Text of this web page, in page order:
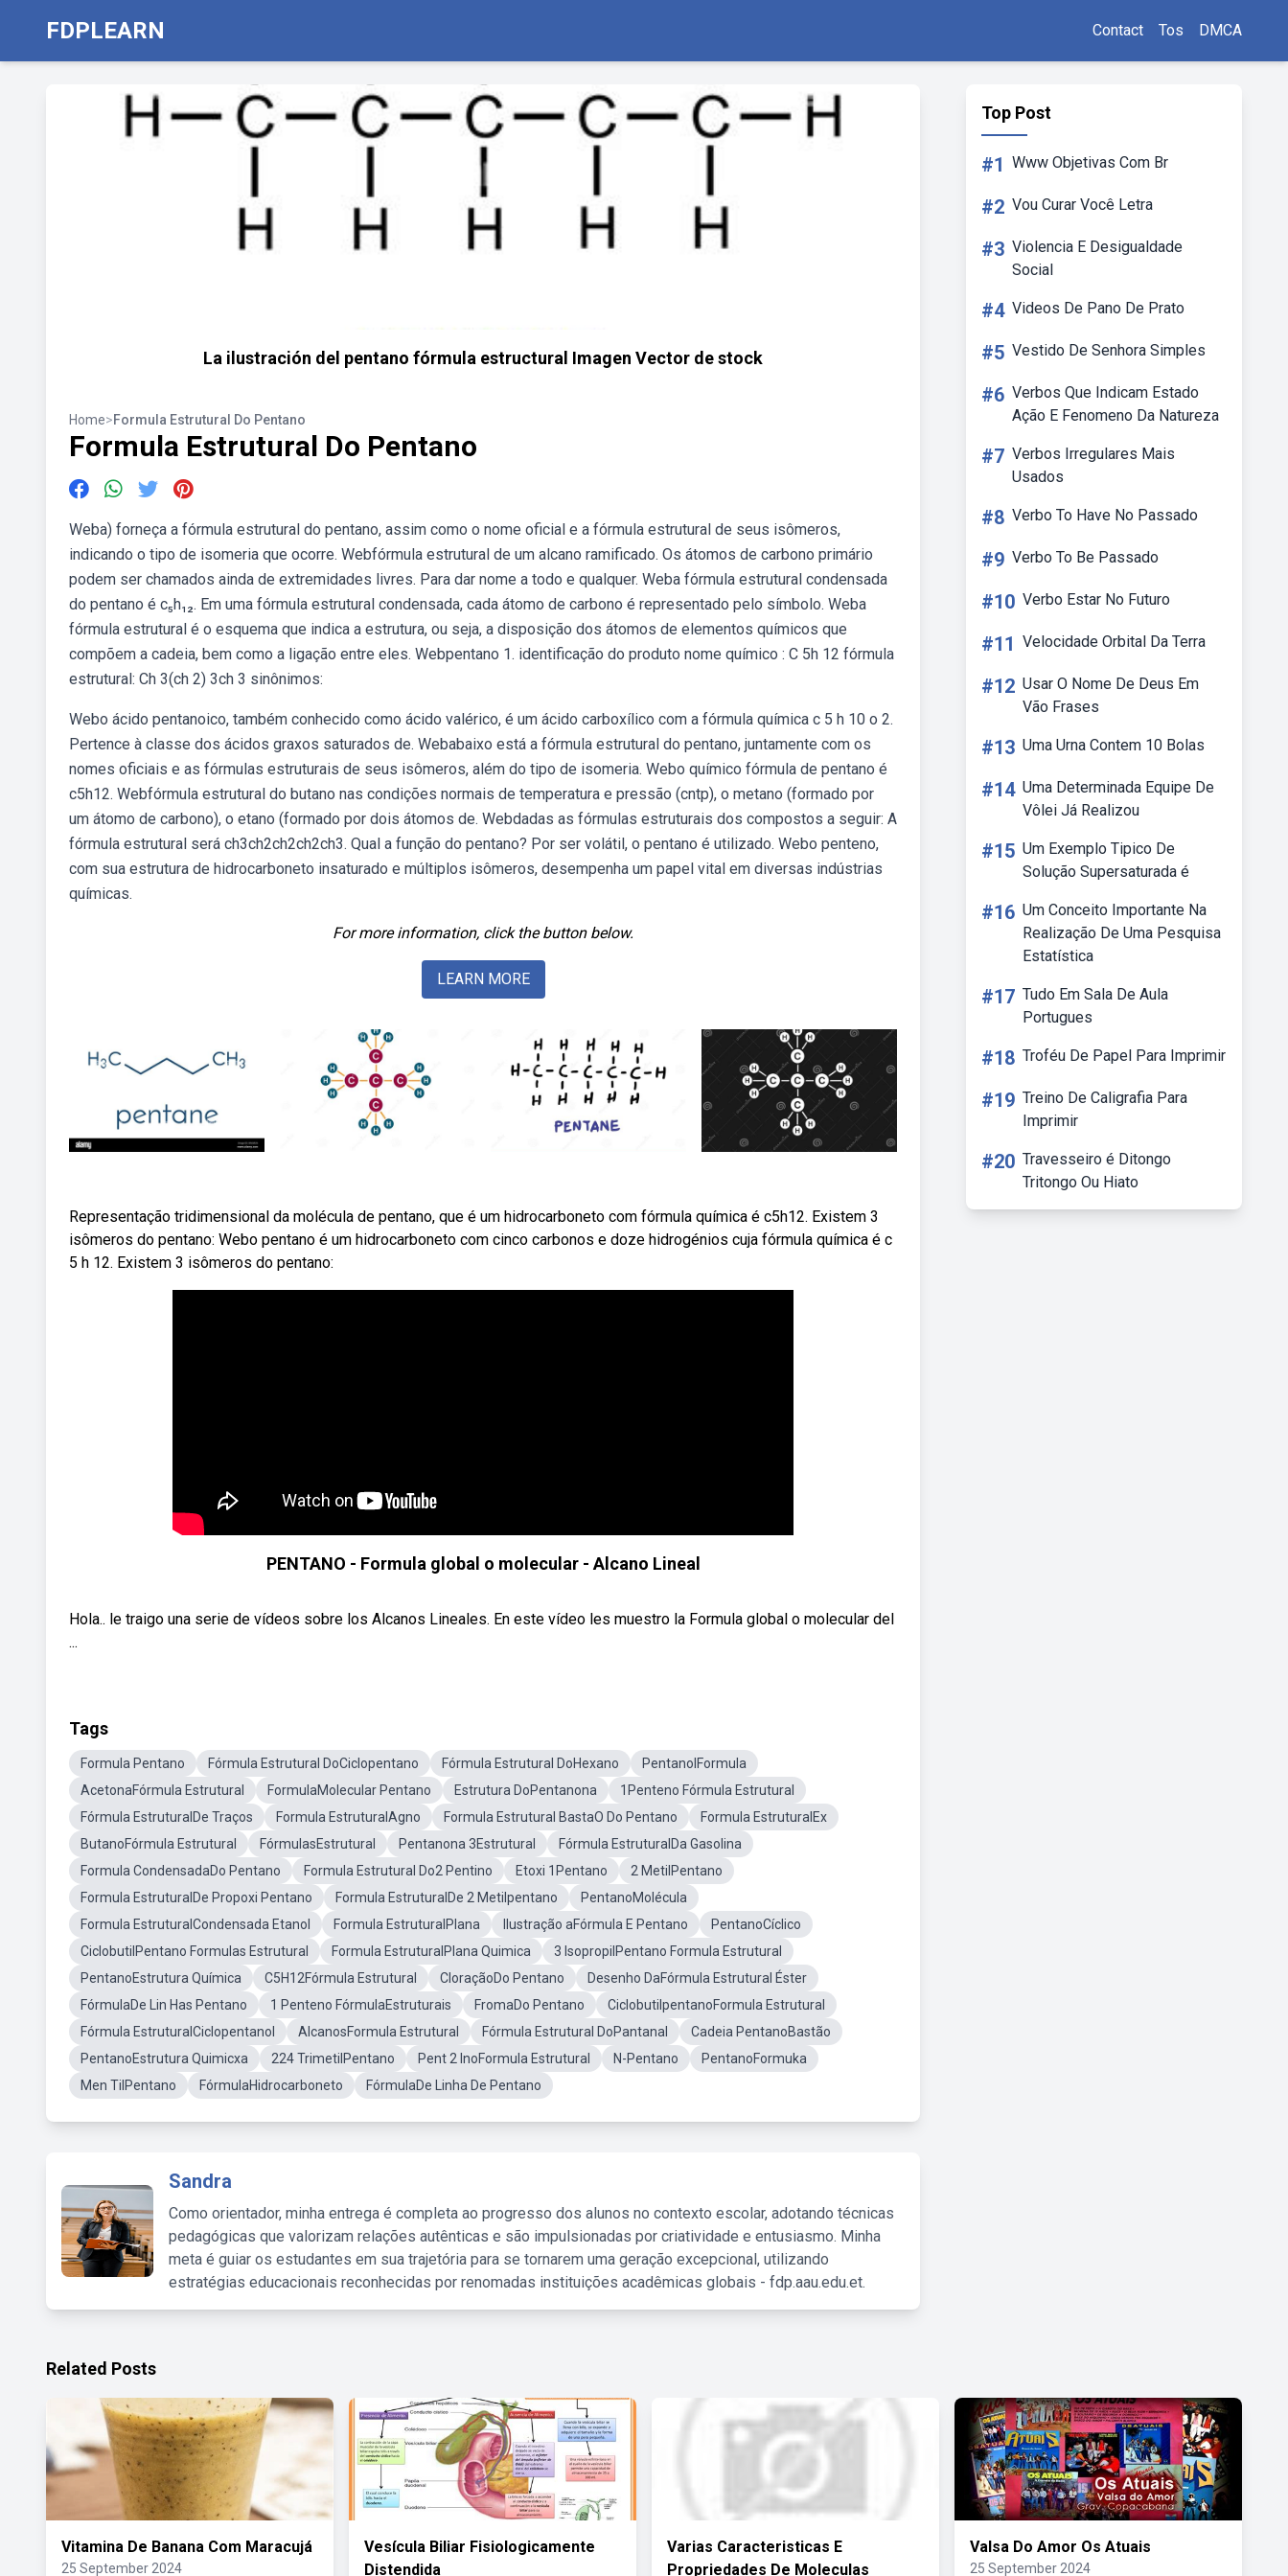
FDPLEARN Contact Tos DMCA
La ilustración del pentano fórmula estructural Imagen Vector de stock
Home>Formula Estrutural Do Pentano
Formula Estrutural Do Pentano
Weba) forneça a fórmula estrutural do pentano, assim como o nome oficial e a fórmula estrutural de seus isômeros,
indicando o tipo de isomeria que ocorre. Webfórmula estrutural de um alcano ramificado. Os átomos de carbono primário
podem ser chamados ainda de extremidades livres. Para dar nome a todo e qualquer. Weba fórmula estrutural condensada
do pentano é c₅h₁₂. Em uma fórmula estrutural condensada, cada átomo de carbono é representado pelo símbolo. Weba
fórmula estrutural é o esquema que indica a estrutura, ou seja, a disposição dos átomos de elementos químicos que
compõem a cadeia, bem como a ligação entre eles. Webpentano 1. identificação do produto nome químico : C 5h 12 fórmula
estrutural: Ch 3(ch 2) 3ch 3 sinônimos:
Webo ácido pentanoico, também conhecido como ácido valérico, é um ácido carboxílico com a fórmula química c 5 h 10 o 2.
Pertence à classe dos ácidos graxos saturados de. Webabaixo está a fórmula estrutural do pentano, juntamente com os
nomes oficiais e as fórmulas estruturais de seus isômeros, além do tipo de isomeria. Webo químico fórmula de pentano é
c5h12. Webfórmula estrutural do butano nas condições normais de temperatura e pressão (cntp), o metano (formado por
um átomo de carbono), o etano (formado por dois átomos de. Webdadas as fórmulas estruturais dos compostos a seguir: A
fórmula estrutural será ch3ch2ch2ch2ch3. Qual a função do pentano? Por ser volátil, o pentano é utilizado. Webo penteno,
com sua estrutura de hidrocarboneto insaturado e múltiplos isômeros, desempenha um papel vital em diversas indústrias
químicas.
For more information, click the button below.
LEARN MORE
Representação tridimensional da molécula de pentano, que é um hidrocarboneto com fórmula química é c5h12. Existem 3
isômeros do pentano: Webo pentano é um hidrocarboneto com cinco carbonos e doze hidrogénios cuja fórmula química é c
5 h 12. Existem 3 isômeros do pentano:
PENTANO - Formula global o molecular - Alcano Lineal
Hola.. le traigo una serie de vídeos sobre los Alcanos Lineales. En este vídeo les muestro la Formula global o molecular del
...
Tags
Formula Pentano Fórmula Estrutural DoCiclopentano Fórmula Estrutural DoHexano
PentanolFormula
AcetonaFórmula Estrutural
FormulaMolecular Pentano Estrutura DoPentanona
1Penteno Fórmula Estrutural
Fórmula EstruturalDe Traços
Formula EstruturalAgno Formula Estrutural BastaO Do Pentano
Formula EstruturalEx
ButanoFórmula Estrutural
FórmulasEstrutural Pentanona 3Estrutural
Fórmula EstruturalDa Gasolina
Formula CondensadaDo Pentano
Formula Estrutural Do2 Pentino Etoxi 1Pentano
2 MetilPentano
Formula EstruturalDe Propoxi Pentano
Formula EstruturalDe 2 Metilpentano
PentanoMolécula
Formula EstruturalCondensada Etanol
Formula EstruturalPlana Ilustração aFórmula E Pentano
PentanoCíclico
CiclobutilPentano Formulas Estrutural
Formula EstruturalPlana Quimica
3 IsopropilPentano Formula Estrutural
PentanoEstrutura Química
C5H12Fórmula Estrutural CloraçãoDo Pentano
Desenho DaFórmula Estrutural Éster
FórmulaDe Lin Has Pentano
1 Penteno FórmulaEstruturais FromaDo Pentano
CiclobutilpentanoFormula Estrutural
Fórmula EstruturalCiclopentanol
AlcanosFormula Estrutural Fórmula Estrutural DoPantanal
Cadeia PentanoBastão
PentanoEstrutura Quimicxa
224 TrimetilPentano Pent 2 InoFormula Estrutural N-Pentano
PentanoFormuka
Men TilPentano
FórmulaHidrocarboneto FórmulaDe Linha De Pentano
Sandra
Como orientador, minha entrega é completa ao progresso dos alunos no contexto escolar, adotando técnicas
pedagógicas que valorizam relações autênticas e são impulsionadas por criatividade e entusiasmo. Minha
meta é guiar os estudantes em sua trajetória para se tornarem uma geração excepcional, utilizando
estratégias educacionais reconhecidas por renomadas instituições acadêmicas globais - fdp.aau.edu.et.
Top Post
#1 Www Objetivas Com Br
#2 Vou Curar Você Letra
#3 Violencia E Desigualdade
Social
#4 Videos De Pano De Prato
#5 Vestido De Senhora Simples
#6 Verbos Que Indicam Estado
Ação E Fenomeno Da Natureza
#7 Verbos Irregulares Mais
Usados
#8 Verbo To Have No Passado
#9 Verbo To Be Passado
#10 Verbo Estar No Futuro
#11 Velocidade Orbital Da Terra
#12 Usar O Nome De Deus Em
Vão Frases
#13 Uma Urna Contem 10 Bolas
#14 Uma Determinada Equipe De
Vôlei Já Realizou
#15 Um Exemplo Tipico De
Solução Supersaturada é
#16 Um Conceito Importante Na
Realização De Uma Pesquisa
Estatística
#17 Tudo Em Sala De Aula
Portugues
#18 Troféu De Papel Para Imprimir
#19 Treino De Caligrafia Para
Imprimir
#20 Travesseiro é Ditongo
Tritongo Ou Hiato
Related Posts
Vitamina De Banana Com Maracujá
25 September 2024
Vesícula Biliar Fisiologicamente
Distendida
Varias Caracteristicas E
Propriedades De Moleculas
Valsa Do Amor Os Atuais
25 September 2024